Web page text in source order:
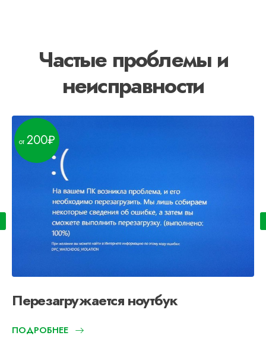
Частые проблемы и
неисправности
Перезагружается ноутбук
200
ПОДРОБНЕЕ